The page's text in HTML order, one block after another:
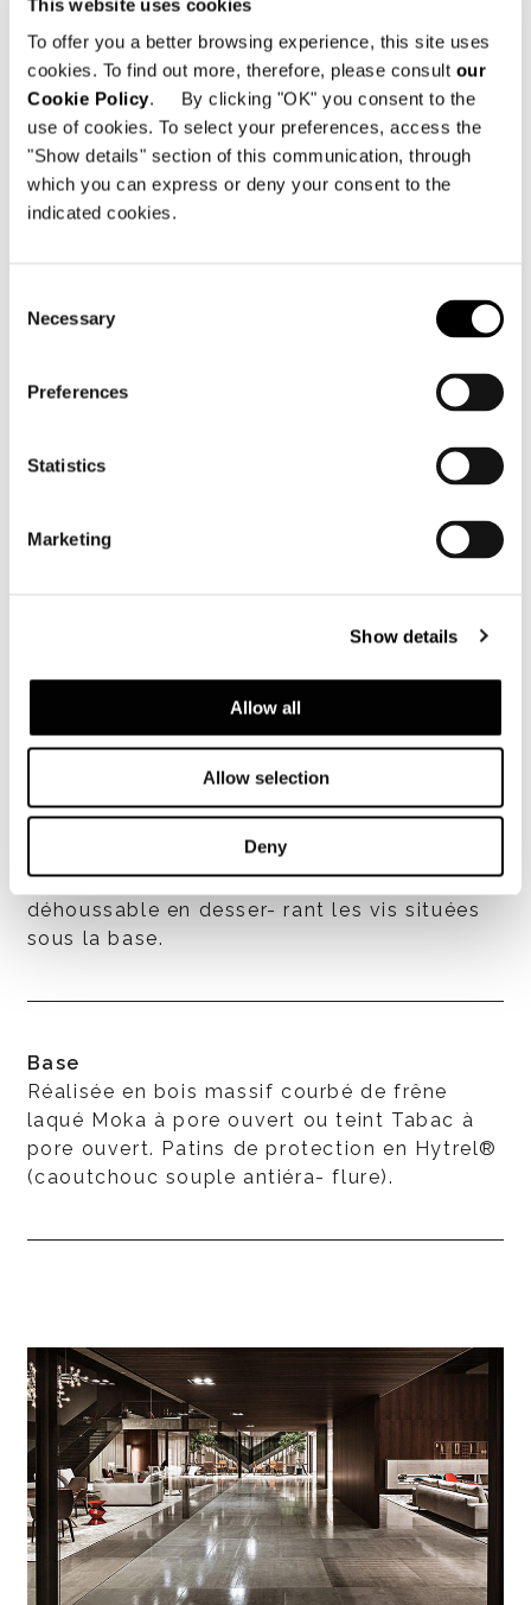
This website uses cookies
To offer you a better browsing experience, this site uses
cookies. To find out more, therefore, please consult our
Cookie Policy. By clicking "OK" you consent to the
use of cookies. To select your preferences, access the
"Show details" section of this communication, through
which you can express or deny your consent to the
indicated cookies.
Selection
Necessary
Preferences
Statistics
Marketing
Show details
Allow all
Allow selection
Deny
Assise en métal avec des sangles élastiques
à haute teneur en caoutchouc, noyée dans
canalisée avec insert central en
polyuréthane expansé à haute résilience.
Revêtement en tissu ou en cuir entierement
déhoussable en desser- rant les vis situées
sous la base.
Base
Réalisée en bois massif courbé de frêne
laqué Moka à pore ouvert ou teint Tabac à
pore ouvert. Patins de protection en Hytrel®
(caoutchouc souple antiéra- flure).